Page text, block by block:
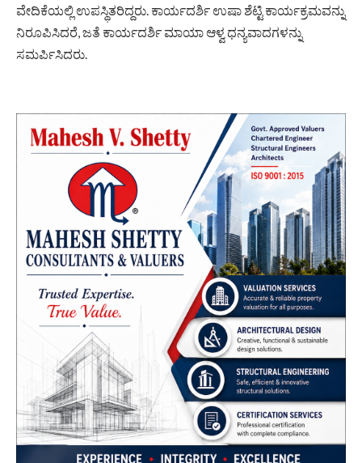
ವೇದಿಕೆಯಲ್ಲಿ ಉಪಸ್ಥಿತರಿದ್ದರು. ಕಾರ್ಯದರ್ಶಿ ಉಷಾ ಶೆಟ್ಟಿ ಕಾರ್ಯಕ್ರಮವನ್ನು
ನಿರೂಪಿಸಿದರೆ, ಜತೆ ಕಾರ್ಯದರ್ಶಿ ಮಾಯಾ ಆಳ್ವ ಧನ್ಯವಾದಗಳನ್ನು
ಸಮರ್ಪಿಸಿದರು.